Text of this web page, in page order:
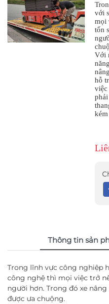
với
mọi
tốn
Với
hỗ
việc
Thông tin sản
Trong lĩnh vực công nghiệp
công nghệ thì mọi việc trở
người hơn. Trong đó xe
được ưa chuộng.